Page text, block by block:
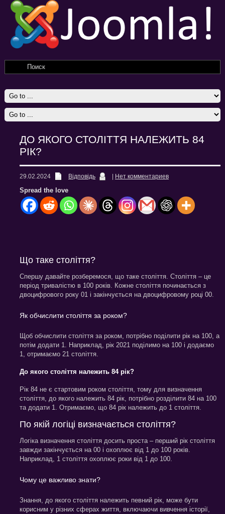
ДО ЯКОГО СТОЛІТТЯ НАЛЕЖИТЬ 84
РІК?
29.02.2024 Відповідь Нет комментариев
Spread the love
Що таке століття?
Спершу давайте розберемося, що таке століття. Століття – це
період тривалістю в 100 років. Кожне століття починається з
двоцифрового року 01 і закінчується на двоцифровому році 00.
Як обчислити століття за роком?
Щоб обчислити століття за роком, потрібно поділити рік на 100, а
потім додати 1. Наприклад, рік 2021 поділимо на 100 і додаємо
1, отримаємо 21 століття.
До якого століття належить 84 рік?
Рік 84 не є стартовим роком століття, тому для визначення
століття, до якого належить 84 рік, потрібно розділити 84 на 100
та додати 1. Отримаємо, що 84 рік належить до 1 століття.
По якій логіці визначається століття?
Логіка визначення століття досить проста – перший рік століття
завжди закінчується на 00 і охоплює від 1 до 100 років.
Наприклад, 1 століття охоплює роки від 1 до 100.
Чому це важливо знати?
Знання, до якого століття належить певний рік, може бути
корисним у різних сферах життя, включаючи вивчення історії,